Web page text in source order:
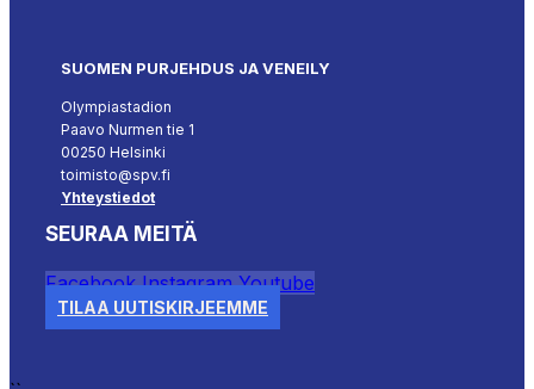
SUOMEN PURJEHDUS JA VENEILY
Olympiastadion
Paavo Nurmen tie 1
00250 Helsinki
toimisto@spv.fi
Yhteystiedot
SEURAA MEITÄ
Facebook Instagram Youtube
TILAA UUTISKIRJEEMME